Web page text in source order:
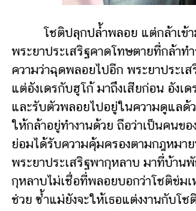
โชติปลุกปล้ำพลอย แต่กล้าเข้าม
พระยาประเสริฐคาดโทษตายที่กล้า
ความว่าฉุดพลอยไปอีก พระยาประเ
แต่อังเดรกับฮูโก้ มาถึงเสียก่อน อังเ
และรับตัวพลอยไปอยู่ในความดูแลด้
ให้กล้าอยู่ทำงานด้วย ถือว่าเป็นคนข
ย่อมได้รับความคุ้มครองตามกฎหมา
พระยาประเสริฐพากุหลาบ มาที่บ้านพั
กุหลาบไม่เชื่อที่พลอยบอกว่าโชติข่มเ
ช่วย ซ้ำแม่ยังจะให้เธอแต่งงานกับโ